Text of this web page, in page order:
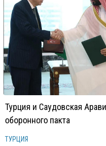
Турция и Саудовская
оборонного пакта
ТУРЦИЯ